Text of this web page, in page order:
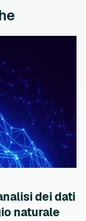
dei dati
naturale